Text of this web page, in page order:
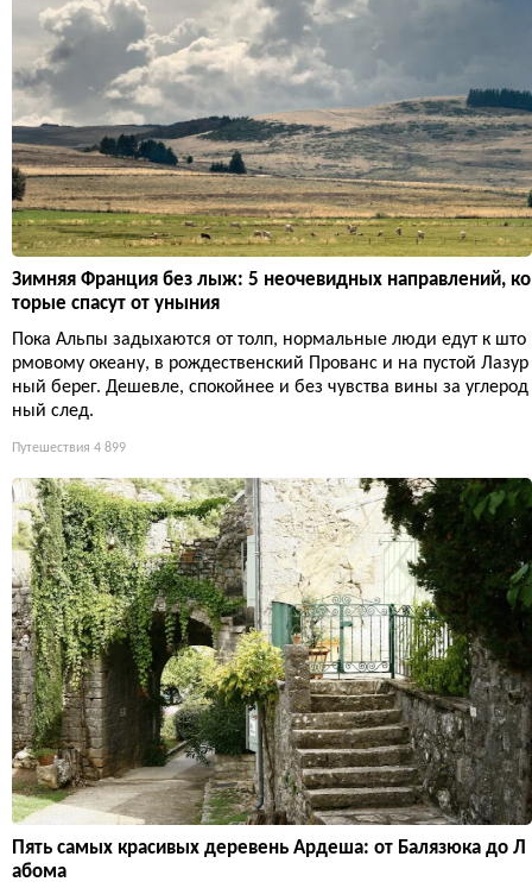
Зимняя Франция без лыж: 5 неочевидных направлений, ко
торые спасут от уныния
Пока Альпы задыхаются от толп, нормальные люди едут к што
рмовому океану, в рождественский Прованс и на пустой Лазур
ный берег. Дешевле, спокойнее и без чувства вины за углерод
ный след.
Путешествия 4 899
Пять самых красивых деревень Ардеша: от Балязюка до Л
абома